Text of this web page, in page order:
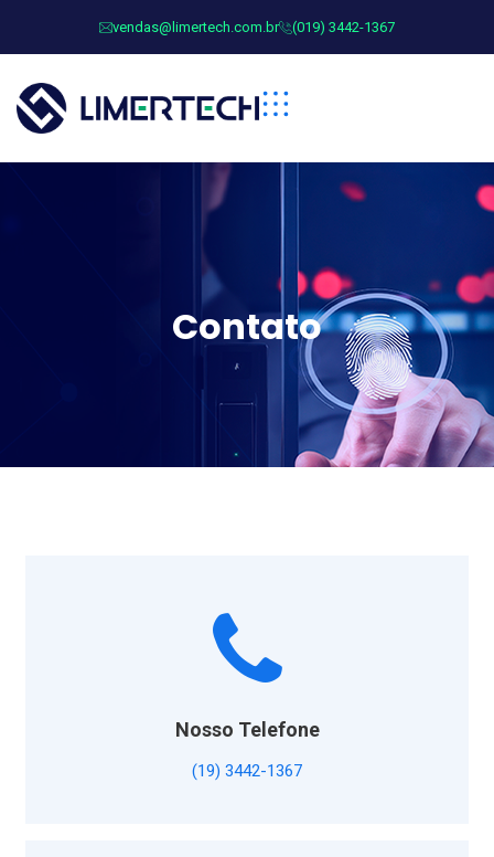
vendas@limertech.com.br (019) 3442-1367
Contato
Nosso Telefone
(19) 3442-1367